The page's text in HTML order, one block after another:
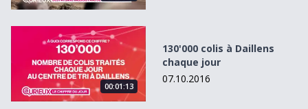
130&#039;000 colis à Daillens chaque jour
00:01:13
130'000 colis à Daillens
chaque jour
07.10.2016